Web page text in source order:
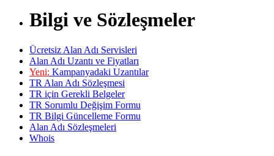
Bilgi ve Sözleşmeler
Ücretsiz Alan Adı Servisleri
Alan Adı Uzantı ve Fiyatları
Yeni: Kampanyadaki Uzantılar
TR Alan Adı Sözleşmesi
TR için Gerekli Belgeler
TR Sorumlu Değişim Formu
TR Bilgi Güncelleme Formu
Alan Adı Sözleşmeleri
Whois